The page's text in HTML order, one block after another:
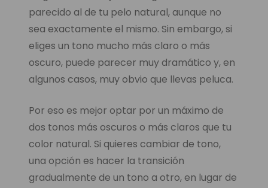
parecido al de tu pelo natural, aunque no
sea exactamente el mismo. Sin embargo, si
eliges un tono mucho más claro o más
oscuro, puede parecer muy dramático y, en
algunos casos, muy obvio que llevas peluca.
Por eso es mejor optar por un máximo de
dos tonos más oscuros o más claros que tu
color natural. Si quieres cambiar de tono,
una opción es hacer la transición
gradualmente de un tono a otro, en lugar de